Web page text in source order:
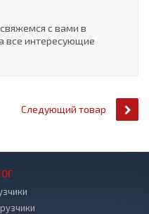
с вами в
все интересующие
Следующий товар